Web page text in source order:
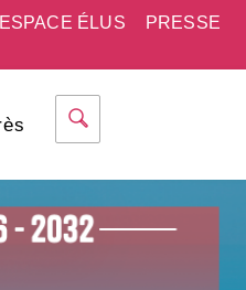
PRESSE
ESPACE ÉLUS